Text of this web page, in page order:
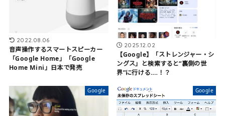
2022.08.06
音声操作するスマートスピーカー
「Google Home」「Google
Home Mini」日本で発売
2025.12.02
【Google】「ストレンジャー・シ
ングス」と検索すると“裏側の世
界”に行ける‥‥！？
Google Google